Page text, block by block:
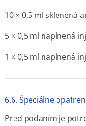
10 × 0,5 ml sklenená
5 × 0,5 ml naplnená
1 × 0,5 ml naplnená
6.6. Špeciálne
Pred podaním je